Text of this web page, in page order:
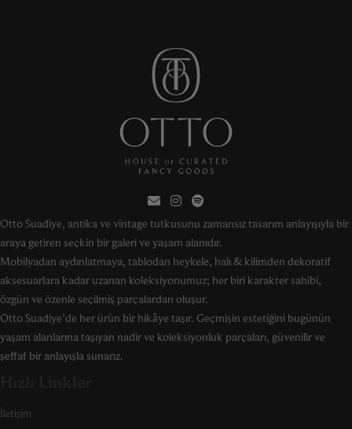
Otto Suadiye, antika ve vintage tutkusunu zamansız tasarım anlayışıyla bir
araya getiren seçkin bir galeri ve yaşam alanıdır.
Mobilyadan aydınlatmaya, tablodan heykele, halı & kilimden dekoratif
aksesuarlara kadar uzanan koleksiyonumuz; her biri karakter sahibi,
özgün ve özenle seçilmiş parçalardan oluşur.
Otto Suadiye’de her ürün bir hikâye taşır. Geçmişin estetiğini bugünün
yaşam alanlarına taşıyan nadir ve koleksiyonluk parçaları, güvenilir ve
şeffaf bir anlayışla sunarız.
İletişim